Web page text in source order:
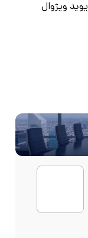
ویژوال